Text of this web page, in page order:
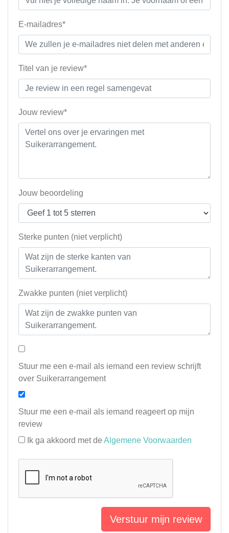
E-mailadres*
Titel van je review*
Jouw review*
Jouw beoordeling
Sterke punten (niet verplicht)
Zwakke punten (niet verplicht)
Stuur me een e-mail als iemand een review schrijft
over Suikerarrangement
Stuur me een e-mail als iemand reageert op mijn
review
Ik ga akkoord met de Algemene Voorwaarden
Verstuur mijn review